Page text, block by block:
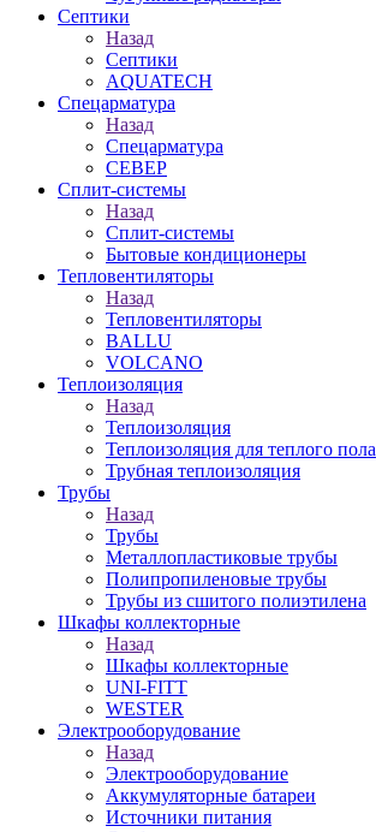
Септики
Назад
Септики
AQUATECH
Спецарматура
Назад
Спецарматура
СЕВЕР
Сплит-системы
Назад
Сплит-системы
Бытовые кондиционеры
Тепловентиляторы
Назад
Тепловентиляторы
BALLU
VOLCANO
Теплоизоляция
Назад
Теплоизоляция
Теплоизоляция для теплого пола
Трубная теплоизоляция
Трубы
Назад
Трубы
Металлопластиковые трубы
Полипропиленовые трубы
Трубы из сшитого полиэтилена
Шкафы коллекторные
Назад
Шкафы коллекторные
UNI-FITT
WESTER
Электрооборудование
Назад
Электрооборудование
Аккумуляторные батареи
Источники питания